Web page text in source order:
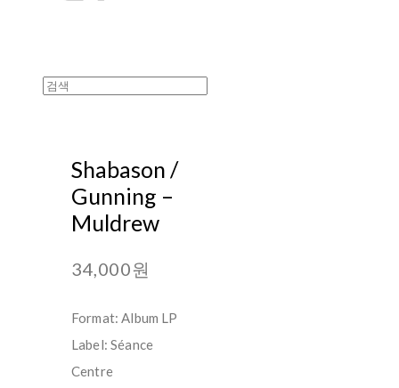
Shabason /
Gunning –
Muldrew
34,000원
Format: Album LP
Label: Séance
Centre